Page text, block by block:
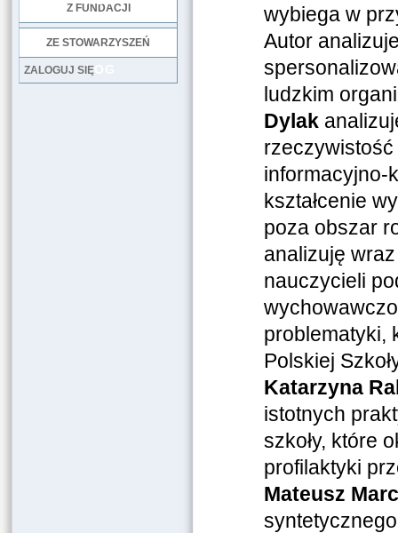
Z FUNDACJI
ZE STOWARZYSZEŃ
LOG
ZALOGUJ SIĘ
wybiega w
Autor
ludzkim
Dylak
rzeczywistość
informacyjno-
kształcenie
poza obszar
analizuję
nauczycieli
problematyki,
Polskiej
Katarzyna
istotnych
szkoły, które
profilaktyki
Mateusz